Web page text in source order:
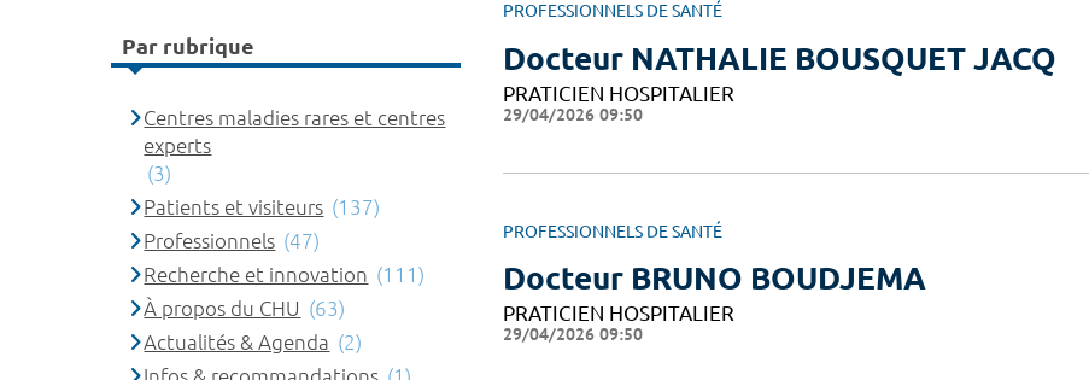
PROFESSIONNELS DE SANTÉ
Docteur NATHALIE BOUSQUET JACQ
PRATICIEN HOSPITALIER
29/04/2026 09:50
PROFESSIONNELS DE SANTÉ
Docteur BRUNO BOUDJEMA
PRATICIEN HOSPITALIER
29/04/2026 09:50
Par rubrique
Centres maladies rares et centres
experts
(3)
Patients et visiteurs (137)
Professionnels (47)
Recherche et innovation (111)
À propos du CHU (63)
Actualités & Agenda (2)